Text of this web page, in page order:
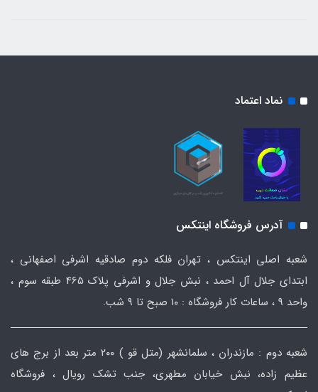
نماد اعتماد
آدرس فروشگاه اینتکس
شعبه اصلی اینتکس ، تهران فلکه دوم صادقیه اشرفی اصفهانی ،
ابتدای جلال آل احمد ، نبش جلال و اشرفی پلاک 465 طبقه سوم ،
واحد ۹ ، ساعات کار فروشگاه : ۱۰ صبح تا ۹ شب.
شعبه دوم : مازندران ، سلمانشهر (متل قو ) ۲۰۰ متر بعد از برج های
عظیم زاده، نبش خیابان مطهری، جنب تشک رویال ، فروشگاه